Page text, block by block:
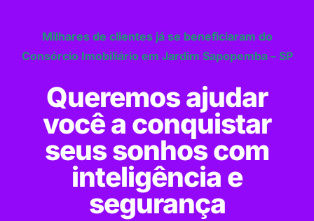
Milhares de clientes já se beneficiaram do
Consórcio Imobiliário em Jardim Sapopemba – SP
Queremos ajudar
você a conquistar
seus sonhos com
inteligência e
segurança